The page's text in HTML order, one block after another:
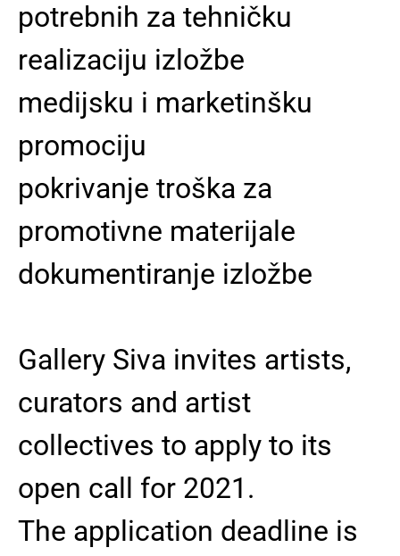
potrebnih za tehničku
realizaciju izložbe
medijsku i marketinšku
promociju
pokrivanje troška za
promotivne materijale
dokumentiranje izložbe
Gallery Siva invites artists,
curators and artist
collectives to apply to its
open call for 2021.
The application deadline is